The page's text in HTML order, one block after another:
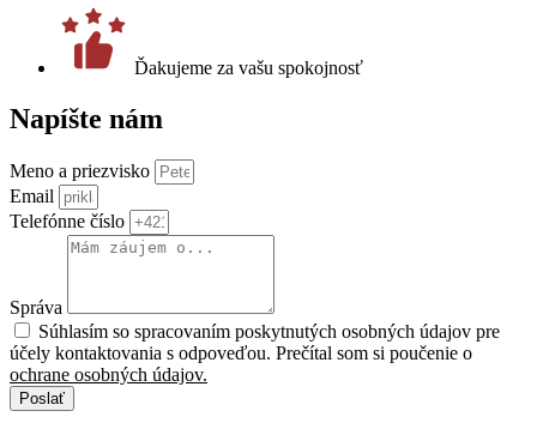
Ďakujeme za vašu spokojnosť
Napíšte nám
Meno a priezvisko
Email
Telefónne číslo
Správa
Súhlasím so spracovaním poskytnutých osobných údajov pre
účely kontaktovania s odpoveďou. Prečítal som si poučenie o
ochrane osobných údajov.
Poslať